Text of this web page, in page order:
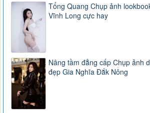
Tổng Quang Chụp ảnh
Vĩnh Long cực hay
Nâng tầm đẳng cấp Chụp ảnh
đẹp Gia Nghĩa Đắk Nông